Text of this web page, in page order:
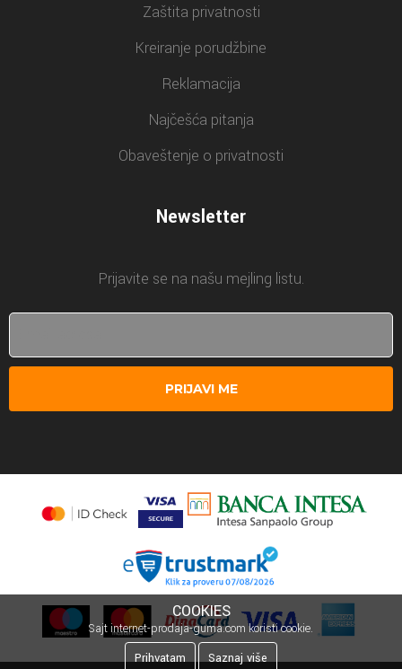
Zaštita privatnosti
Kreiranje porudžbine
Reklamacija
Najčešća pitanja
Obaveštenje o privatnosti
Newsletter
Prijavite se na našu mejling listu.
PRIJAVI ME
COOKIES
Sajt internet-prodaja-guma.com koristi cookie.
Prihvatam
Saznaj više